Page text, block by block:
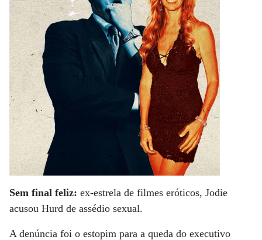
Sem final feliz: ex-estrela de filmes eróticos, Jodie
acusou Hurd de assédio sexual.
A denúncia foi o estopim para a queda do executivo